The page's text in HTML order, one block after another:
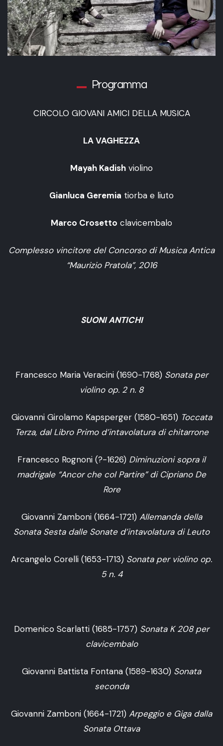
Programma
CIRCOLO GIOVANI AMICI DELLA MUSICA
LA VAGHEZZA
Mayah Kadish violino
Gianluca Geremia tiorba e liuto
Marco Crosetto clavicembalo
Complesso vincitore del Concorso di Musica Antica
“Maurizio Pratola”, 2016
SUONI ANTICHI
Francesco Maria Veracini (1690-1768) Sonata per
violino op. 2 n. 8
Giovanni Girolamo Kapsperger (1580-1651) Toccata
Terza, dal Libro Primo d’intavolatura di chitarrone
Francesco Rognoni (?-1626) Diminuzioni sopra il
madrigale “Ancor che col Partire” di Cipriano De
Rore
Giovanni Zamboni (1664-1721) Allemanda della
Sonata Sesta dalle Sonate d’intavolatura di Leuto
Arcangelo Corelli (1653-1713) Sonata per violino op.
5 n. 4
Domenico Scarlatti (1685-1757) Sonata K 208 per
clavicembalo
Giovanni Battista Fontana (1589-1630) Sonata
seconda
Giovanni Zamboni (1664-1721) Arpeggio e Giga dalla
Sonata Ottava